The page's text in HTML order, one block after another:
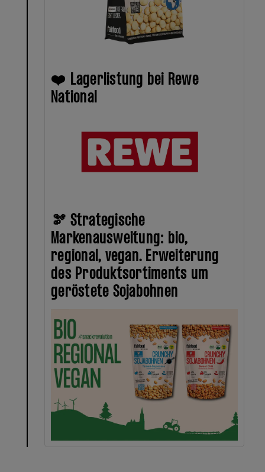
❤️ Lagerlistung bei Rewe
National
🫘 Strategische
Markenausweitung: bio,
regional, vegan. Erweiterung
des Produktsortiments um
geröstete Sojabohnen